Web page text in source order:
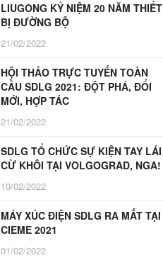
LIUGONG KỶ NIỆM 20 NĂM THIẾT
BỊ ĐƯỜNG BỘ
21/02/2022
HỘI THẢO TRỰC TUYẾN TOÀN
CẦU SDLG 2021: ĐỘT PHÁ, ĐỔI
MỚI, HỢP TÁC
21/02/2022
SDLG TỔ CHỨC SỰ KIỆN TAY LÁI
CỪ KHÔI TẠI VOLGOGRAD, NGA!
10/02/2022
MÁY XÚC ĐIỆN SDLG RA MẮT TẠI
CIEME 2021
01/02/2022